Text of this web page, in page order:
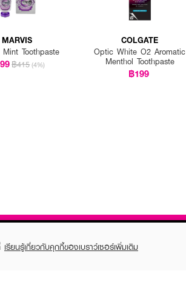
MARVIS
Toothpaste
฿415 (4%)
COLGATE
Optic White O2 Aromatic
Menthol Toothpaste
฿199
เรียนรู้เกี่ยวกับคุกกี้ของเบราว์เซอร์เพิ่มเติม